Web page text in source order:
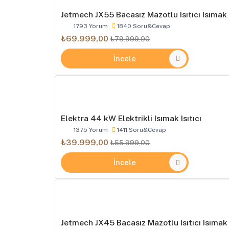
Jetmech JX55 Bacasız Mazotlu Isıtıcı
1793 Yorum 1840 Soru&Cevap
₺69.999,00 ₺79.999,00
İncele
Elektra 44 kW Elektrikli Isımak Isıtıcı
1375 Yorum 1411 Soru&Cevap
₺39.999,00 ₺55.999,00
İncele
Jetmech JX45 Bacasız Mazotlu Isıtıcı Isımak